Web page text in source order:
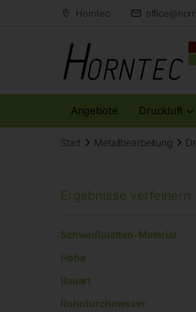
Horntec
Angebote Druckluft
Start Metallbearbeitung
Schweißplatten-Material
Höhe
Bauart
Rohrdurchmesser